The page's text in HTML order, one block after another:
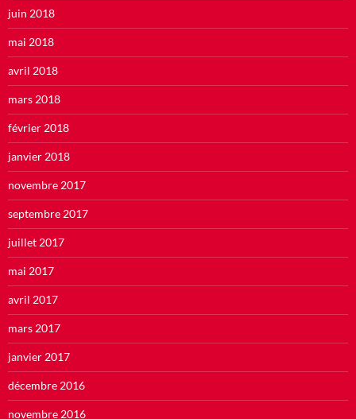
juin 2018
mai 2018
avril 2018
mars 2018
février 2018
janvier 2018
novembre 2017
septembre 2017
juillet 2017
mai 2017
avril 2017
mars 2017
janvier 2017
décembre 2016
novembre 2016